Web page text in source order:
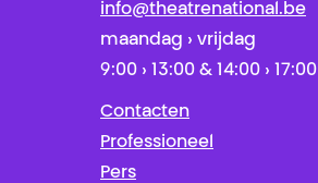
info@theatrenational.be
maandag › vrijdag
9:00 › 13:00 & 14:00 › 17:00
Contacten
Professioneel
Pers